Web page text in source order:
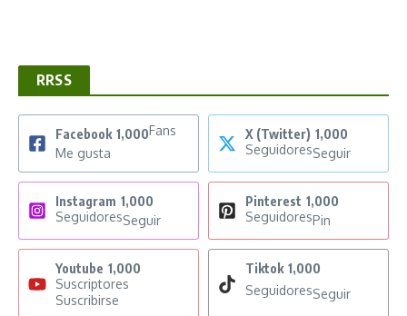
RRSS
Facebook 1,000Fans
Me gusta
X (Twitter) 1,000
SeguidoresSeguir
Instagram 1,000
SeguidoresSeguir
Pinterest 1,000
SeguidoresPin
Youtube 1,000
Suscriptores
Suscribirse
Tiktok 1,000
SeguidoresSeguir